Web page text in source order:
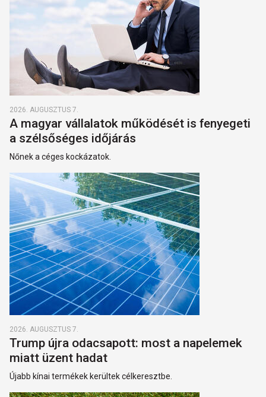
2026. AUGUSZTUS 7.
A magyar vállalatok működését is fenyegeti
a szélsőséges időjárás
Nőnek a céges kockázatok.
2026. AUGUSZTUS 7.
Trump újra odacsapott: most a napelemek
miatt üzent hadat
Újabb kínai termékek kerültek célkeresztbe.